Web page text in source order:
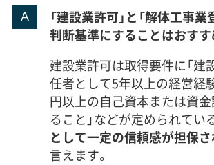
「建設業許可」と「解体工事業
判断基準にすることはおすす
建設業許可は取得要件に「建
任者として5年以上の経営経
円以上の自己資本または資
ること」などが定められてい
として一定の信頼感が担保
言えます。